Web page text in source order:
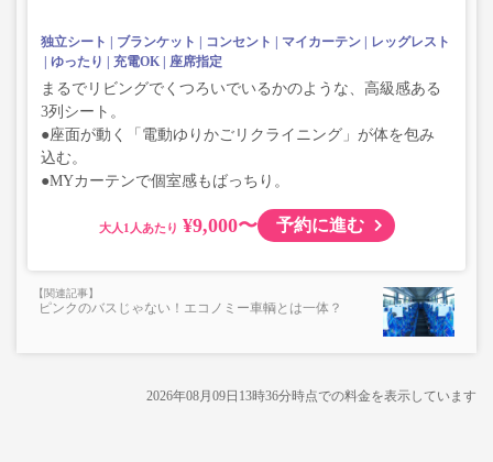
独立シート ブランケット コンセント マイカーテン
レッグレスト
ゆったり
充電OK 座席指定
まるでリビングでくつろいでいるかのような、高級感ある
3列シート。
●座面が動く「電動ゆりかごリクライニング」が体を包み
込む。
●MYカーテンで個室感もばっちり。
大人 ¥9,000〜 予約に進む
ピンクのバスじゃない！エコノミー車輌とは一体？
2026年08月09日13時36分時点での料金を表示しています